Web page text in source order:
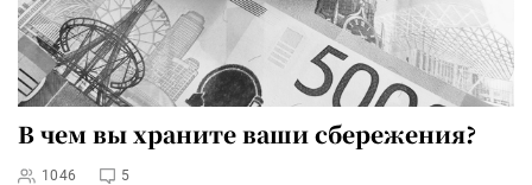
В чем вы храните ваши сбережения?
1046 5